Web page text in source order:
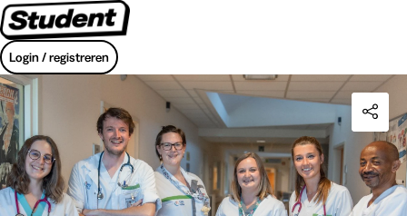
Login / registreren